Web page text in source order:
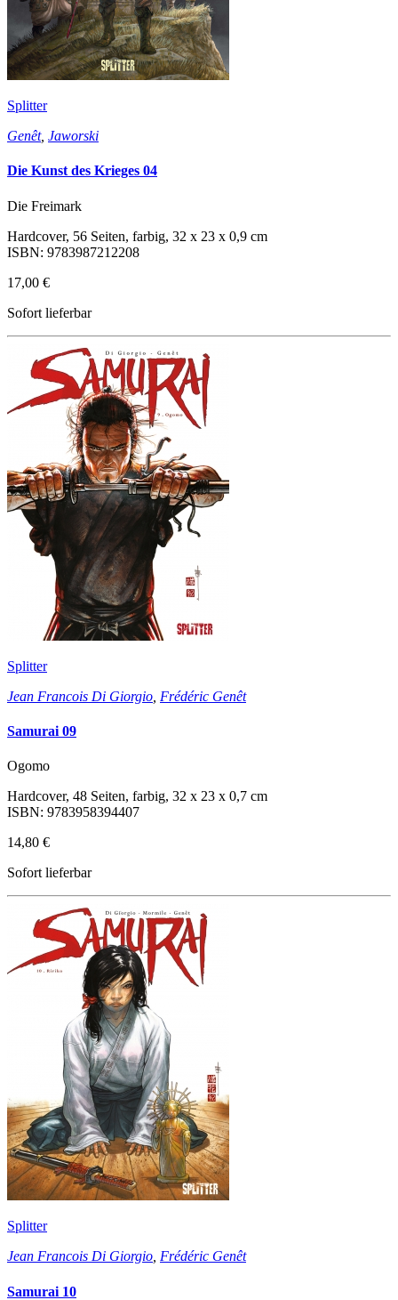
Splitter
Genêt, Jaworski
Die Kunst des Krieges 04
Die Freimark
Hardcover, 56 Seiten, farbig, 32 x 23 x 0,9 cm
ISBN: 9783987212208
17,00 €
Sofort lieferbar
Splitter
Jean Francois Di Giorgio Frédéric Genêt
Samurai 09
Ogomo
Hardcover, 48 Seiten, farbig, 32 x 23 x 0,7 cm
ISBN: 9783958394407
14,80 €
Sofort lieferbar
Splitter
Jean Francois Di Giorgio Frédéric Genêt
Samurai 10